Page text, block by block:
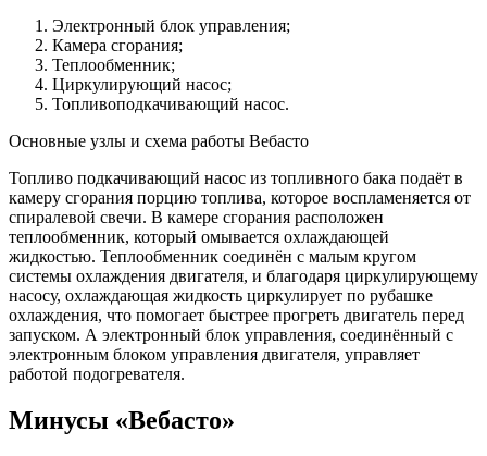
Электронный блок управления;
Камера сгорания;
Теплообменник;
Циркулирующий насос;
Топливоподкачивающий насос.
Основные узлы и схема работы Вебасто
Топливо подкачивающий насос из топливного бака подаёт в
камеру сгорания порцию топлива, которое воспламеняется от
спиралевой свечи. В камере сгорания расположен
теплообменник, который омывается охлаждающей
жидкостью. Теплообменник соединён с малым кругом
системы охлаждения двигателя, и благодаря циркулирующему
насосу, охлаждающая жидкость циркулирует по рубашке
охлаждения, что помогает быстрее прогреть двигатель перед
запуском. А электронный блок управления, соединённый с
электронным блоком управления двигателя, управляет
работой подогревателя.
Минусы «Вебасто»